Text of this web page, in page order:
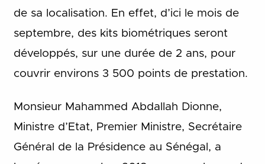
de sa localisation. En effet, d’ici le mois de
septembre, des kits biométriques seront
développés, sur une durée de 2 ans, pour
couvrir environs 3 500 points de prestation.
Monsieur Mahammed Abdallah Dionne,
Ministre d’Etat, Premier Ministre, Secrétaire
Général de la Présidence au Sénégal, a